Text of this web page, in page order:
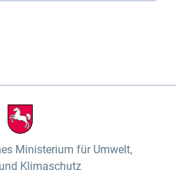
Ministerium für Umwelt,
Klimaschutz